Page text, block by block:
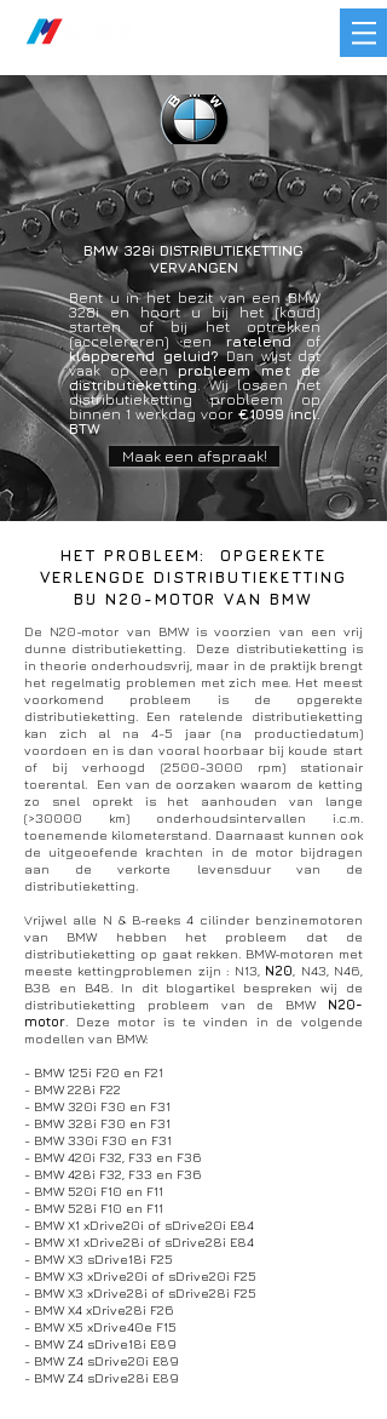
BMW 328i DISTRIBUTIEKETTING
VERVANGEN
Bent u in het bezit van een BMW
328i en hoort u bij het (koud)
starten of bij het optrekken
(accelereren) een ratelendof
klapperend geluid?Dan wijst dat
vaak op een probleem met de
distributieketting. Wij lossen het
distributieketting probleem op
binnen 1 werkdag voor €1099 incl.
BTW
Maak een afspraak!
HET PROBLEEM: OPGEREKTE
VERLENGDE DISTRIBUTIEKETTING
BIJ N20-MOTOR VAN BMW
De N20-motor van BMW is voorzien van een vrij
dunne distributieketting. Deze distributieketting is
in theorie onderhoudsvrij, maar in de praktijk brengt
het regelmatig problemen met zich mee. Het meest
voorkomend probleem is de opgerekte
distributieketting. Een ratelende distributieketting
kan zich al na 4-5 jaar (na productiedatum)
voordoen en is dan vooral hoorbaar bij koude start
of bij verhoogd (2500-3000 rpm) stationair
toerental. Een van de oorzaken waarom de ketting
zo snel oprekt is het aanhouden van lange
(>30000 km) onderhoudsintervallen i.c.m.
toenemende kilometerstand. Daarnaast kunnen ook
de uitgeoefende krachten in de motor bijdragen
aan de verkorte levensduur van de
distributieketting.
Vrijwel alle N & B-reeks 4 cilinder benzinemotoren
van BMW hebben het probleem dat de
distributieketting op gaat rekken. BMW-motoren met
meeste kettingproblemen zijn : N13, N20 , N43, N46,
B38 en B48. In dit blogartikel bespreken wij de
distributieketting probleem van de BMW N20-
motor . Deze motor is te vinden in de volgende
modellen van BMW:
- BMW 125i F20 en F21
- BMW 228i F22
- BMW 320i F30 en F31
- BMW 328i F30 en F31
- BMW 330i F30 en F31
- BMW 420i F32, F33 en F36
- BMW 428i F32, F33 en F36
- BMW 520i F10 en F11
- BMW 528i F10 en F11
- BMW X1 xDrive20i of sDrive20i E84
- BMW X1 xDrive28i of sDrive28i E84
- BMW X3 sDrive18i F25
- BMW X3 xDrive20i of sDrive20i F25
- BMW X3 xDrive28i of sDrive28i F25
- BMW X4 xDrive28i F26
- BMW X5 xDrive40e F15
- BMW Z4 sDrive18i E89
- BMW Z4 sDrive20i E89
- BMW Z4 sDrive28i E89